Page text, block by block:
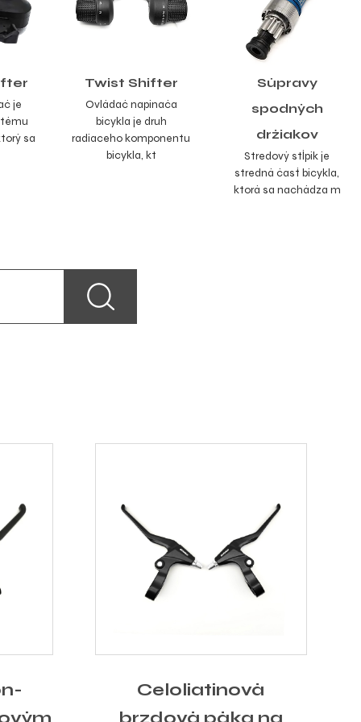
je
sa
Twist Shifter
Ovládač napínača
bicykla je druh
radiaceho komponentu
bicykla, kt
Súpravy
spodných
držiakov
Stredový stĺpik je
stredná časť bicykla,
ktorá sa nachádza m
Celoliatinová